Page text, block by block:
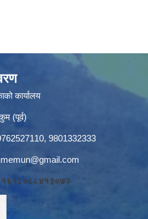
कार्यालय
(पूर्व)
9801332333
१६१८०८८४१३०७२